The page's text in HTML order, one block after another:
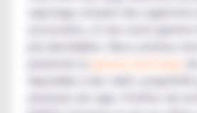
vapotage, incluant des cigarettes
accessoires, et une vaste gamme
disponible à des tarifs compétitifs
amateurs de vape. Profitez de